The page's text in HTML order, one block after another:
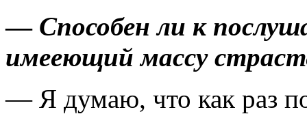
— Способен ли к
имееющий массу
— Я думаю, что как раз